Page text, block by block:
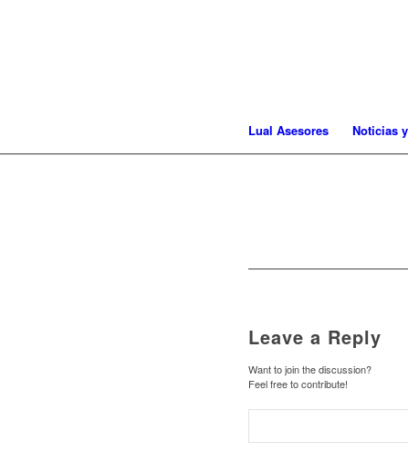
Lual Asesores Noticias
Leave a Reply
Want to join the discussion?
Feel free to contribute!